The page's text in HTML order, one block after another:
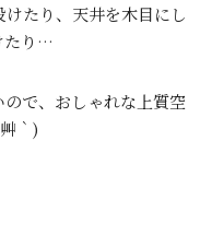
たり、天井を木目にし
たり…
で、おしゃれな上質空
｀)